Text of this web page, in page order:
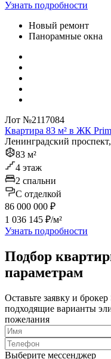
Узнать подробности
Новый ремонт
Панорамные окна
Лот №2117084
Квартира 83 м² в ЖК
Ленинградский
83 м²
4 этаж
2 спальни
C отделкой
86 000 000 ₽
1 036 145 ₽/м²
Узнать подробности
Подбор
параметрам
Оставьте заявку и
подходящие варианты
пожелания
Выберите мессенджер